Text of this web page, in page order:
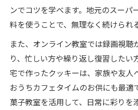
ンでコツを学べます。地元のスーパ
料を使うことで、無理なく続けられ
また、オンライン教室では録画視聴
り、忙しい方や繰り返し復習したい
宅で作ったクッキーは、家族や友人
おうちカフェタイムのお供にも最適
菓子教室を活用して、日常に彩りを